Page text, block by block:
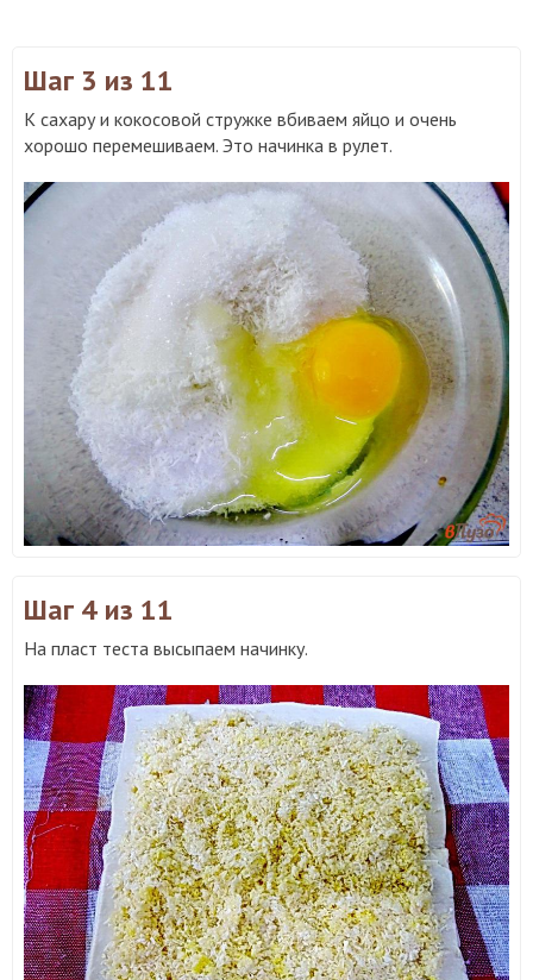
Шаг 3 из 11
К сахару и кокосовой стружке вбиваем яйцо и очень
хорошо перемешиваем. Это начинка в рулет.
Шаг 4 из 11
На пласт теста высыпаем начинку.